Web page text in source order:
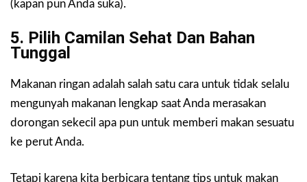
(kapan pun Anda suka).
5. Pilih Camilan Sehat Dan Bahan
Tunggal
Makanan ringan adalah salah satu cara untuk tidak selalu
mengunyah makanan lengkap saat Anda merasakan
dorongan sekecil apa pun untuk memberi makan sesuatu
ke perut Anda.
Tetapi karena kita berbicara tentang tips untuk makan